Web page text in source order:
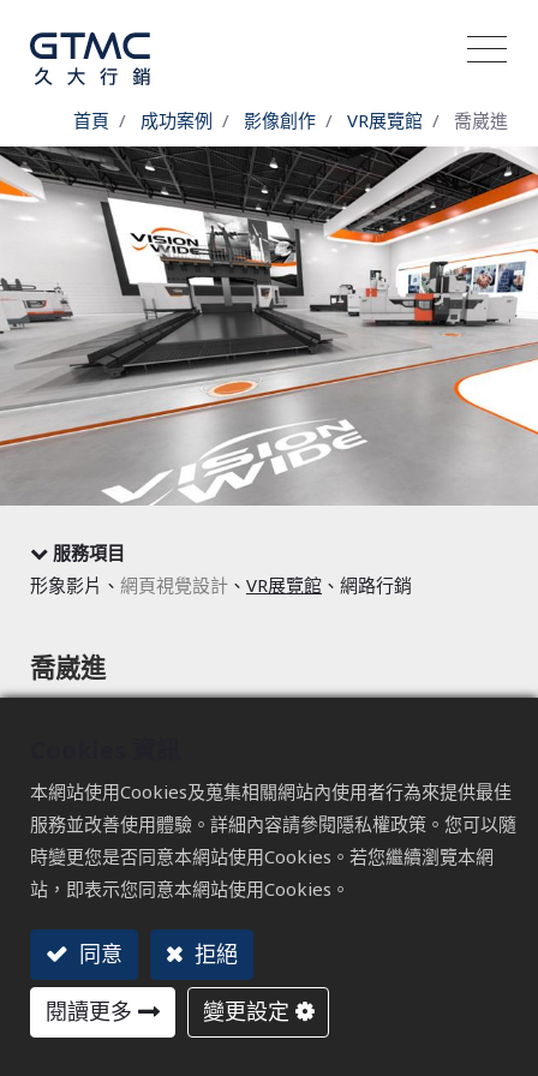
首頁 成功案例 影像創作 VR展覽館 喬崴進
服務項目
形象影片、 網頁視覺設計 、 VR展覽館 、網路行銷
喬崴進
TAICHUNG
407 台中市西屯區文心路三段241號17樓
本網站使用Cookies及蒐集相關網站內使用者行為來提供最佳
服務並改善使用體驗。詳細內容請參閱隱私權政策。您可以隨
時變更您是否同意本網站使用Cookies。若您繼續瀏覽本網
站，即表示您同意本網站使用Cookies。
同意
拒絕
閱讀更多
變更設定